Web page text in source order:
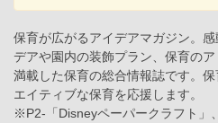
保育が広がるアイデアマガジン。
デアや園内の装飾プラン、保育の
満載した保育の総合情報誌です。
エイティブな保育を応援します。
※P2-「Disneyペーパークラフト」